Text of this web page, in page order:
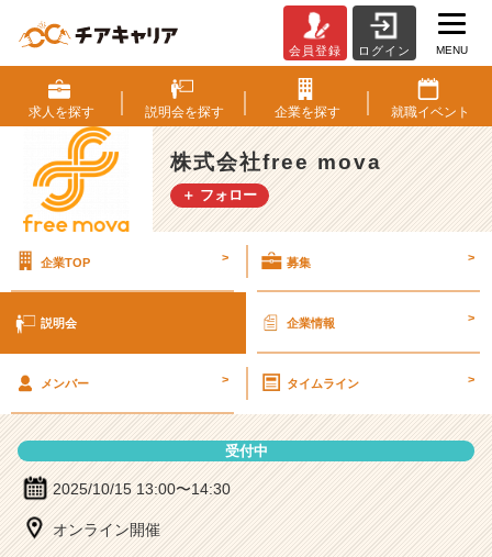
式
会
社
f
r
e
v
説
ベ
会員登録 ログイン MENU
求人を探す 説明会を探す 企業を探す 就職イベント
株式会社free mova
＋ フォロー
企業TOP > 募集 >
説明会 企業情報 >
メンバー > タイムライン >
受付中
2025/10/15 13:00〜14:30
オンライン開催